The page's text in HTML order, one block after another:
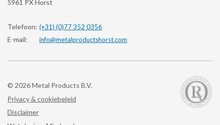
5961 PX Horst
Telefoon: (+31) (0)77 352 0356
E-mail: info@metalproductshorst.com
© 2026 Metal Products B.V.
Privacy & cookiebeleid
Disclaimer